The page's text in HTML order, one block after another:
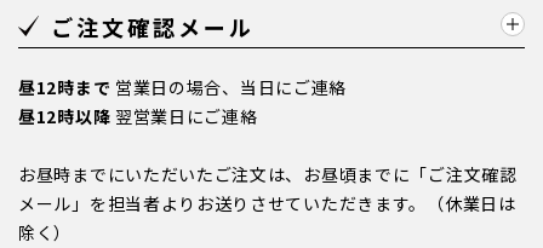
ご注文確認メール
昼12時まで 営業日の場合、当日にご連絡
昼12時以降 翌営業日にご連絡
お昼時までにいただいたご注文は、お昼頃までに「ご注文確認
メール」を担当者よりお送りさせていただきます。（休業日は
除く）